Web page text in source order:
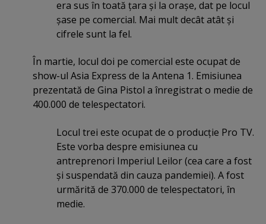
era sus în toată ţara şi la oraşe, dat pe locul
şase pe comercial. Mai mult decât atât şi
cifrele sunt la fel.
În martie, locul doi pe comercial este ocupat de
show-ul Asia Express de la Antena 1. Emisiunea
prezentată de Gina Pistol a înregistrat o medie de
400.000 de telespectatori.
Locul trei este ocupat de o producţie Pro TV.
Este vorba despre emisiunea cu
antreprenori Imperiul Leilor (cea care a fost
şi suspendată din cauza pandemiei). A fost
urmărită de 370.000 de telespectatori, în
medie.